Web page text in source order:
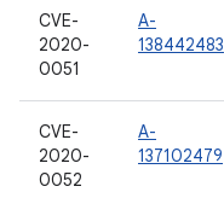
CVE-
2020-
0051
A-
138442483
CVE-
2020-
0052
A-
137102479